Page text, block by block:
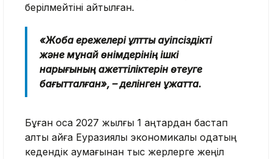
берілмейтіні айтылған.
«Жоба ережелері ұлттық қауіпсіздікті
және мұнай өнімдерінің ішкі
нарығының қажеттіліктерін өтеуге
бағытталған», – делінген құжатта.
Бұған қоса 2027 жылғы 1 қаңтардан бастап
алты айға Еуразиялық экономикалық одақтың
кедендік аумағынан тыс жерлерге жеңіл